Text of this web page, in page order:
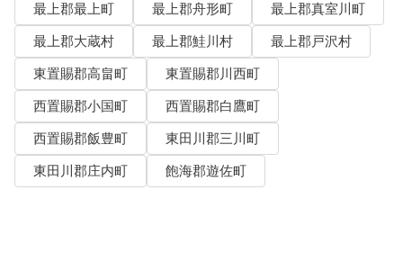
最上郡最上町
最上郡舟形町
最上郡真室川町
最上郡大蔵村
最上郡鮭川村
最上郡戸沢村
東置賜郡高畠町
東置賜郡川西町
西置賜郡小国町
西置賜郡白鷹町
西置賜郡飯豊町
東田川郡三川町
東田川郡庄内町
飽海郡遊佐町